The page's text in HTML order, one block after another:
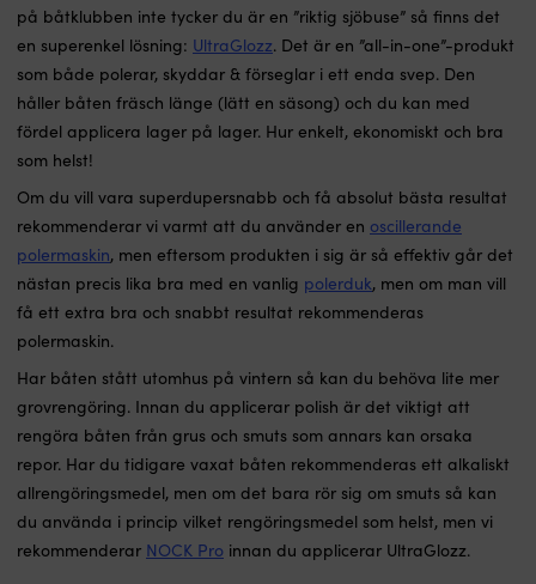
på båtklubben inte tycker du är en ”riktig sjöbuse” så finns det
en superenkel lösning: UltraGlozz. Det är en ”all-in-one”-produkt
som både polerar, skyddar & förseglar i ett enda svep. Den
håller båten fräsch länge (lätt en säsong) och du kan med
fördel applicera lager på lager. Hur enkelt, ekonomiskt och bra
som helst!
Om du vill vara superdupersnabb och få absolut bästa resultat
rekommenderar vi varmt att du använder en oscillerande
polermaskin, men eftersom produkten i sig är så effektiv går det
nästan precis lika bra med en vanlig polerduk, men om man vill
få ett extra bra och snabbt resultat rekommenderas
polermaskin.
Har båten stått utomhus på vintern så kan du behöva lite mer
grovrengöring. Innan du applicerar polish är det viktigt att
rengöra båten från grus och smuts som annars kan orsaka
repor. Har du tidigare vaxat båten rekommenderas ett alkaliskt
allrengöringsmedel, men om det bara rör sig om smuts så kan
du använda i princip vilket rengöringsmedel som helst, men vi
rekommenderar NOCK Pro innan du applicerar UltraGlozz.